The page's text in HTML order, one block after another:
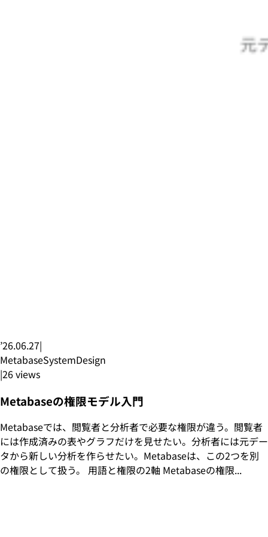
’26.06.27|
MetabaseSystemDesign
|26views
Metabaseの権限モデル入門
Metabaseでは、閲覧者と分析者で必要な権限が違う。閲覧者
には作成済みの表やグラフだけを見せたい。分析者には元デー
タから新しい分析を作らせたい。Metabaseは、この2つを別
の権限として扱う。 用語と権限の2軸 Metabaseの権限...